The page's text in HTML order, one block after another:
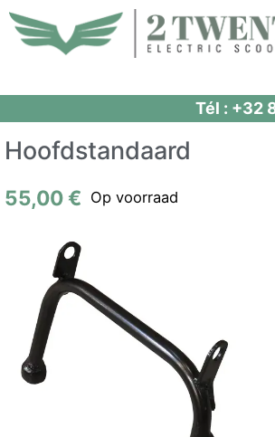
Spring
naar
Tél : +32
Hoofdstandaard
55,00€ Op voorraad